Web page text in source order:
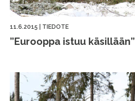
11.6.2015 TIEDOTE
”Eurooppa istuu käsillään”